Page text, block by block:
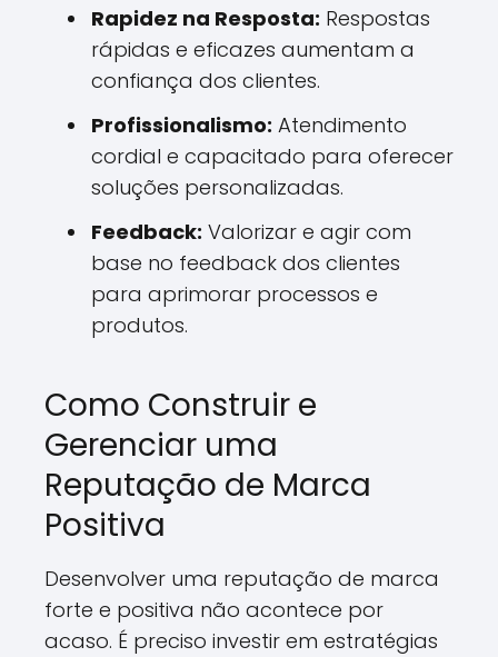
Rapidez na Resposta: Respostas
rápidas e eficazes aumentam a
confiança dos clientes.
Profissionalismo: Atendimento
cordial e capacitado para oferecer
soluções personalizadas.
Feedback: Valorizar e agir com
base no feedback dos clientes
para aprimorar processos e
produtos.
Como Construir e
Gerenciar uma
Reputação de Marca
Positiva
Desenvolver uma reputação de marca
forte e positiva não acontece por
acaso. É preciso investir em estratégias